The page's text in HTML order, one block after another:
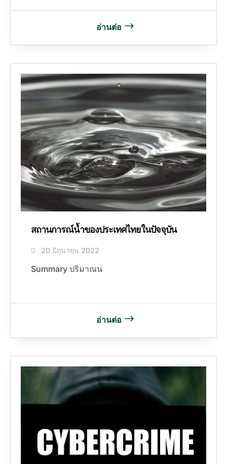
อ่านต่อ
สถานการณ์น้ำของประเทศไทยในปัจจุบัน
20 มิถุนายน 2022
Summary ปริมาณน
อ่านต่อ